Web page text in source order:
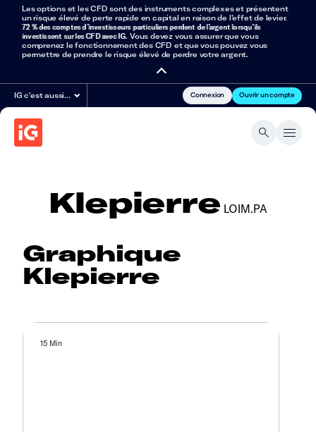
Les options et les CFD sont des instruments complexes et présentent
un risque élevé de perte rapide en capital en raison de l’effet de levier.
72 % des comptes d’investisseurs particuliers perdent de l’argent lorsqu’ils
investissent sur les CFD avec IG. Vous devez vous assurer que vous
comprenez le fonctionnement des CFD et que vous pouvez vous
permettre de prendre le risque élevé de perdre votre argent.
IG c'est aussi… Connexion Ouvrir un compte
Klepierre LOIM.PA
Graphique
Klepierre
15 Min